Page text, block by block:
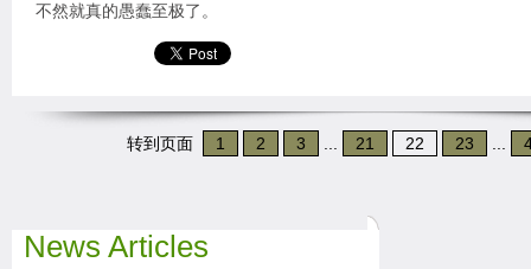
不然就真的愚蠢至极了。
转到页面 1 2 3 21 22 23
News Articles